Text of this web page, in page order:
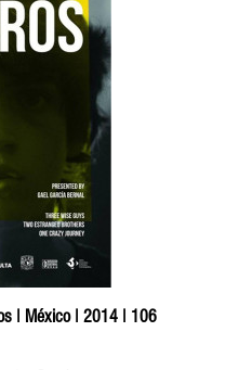
| México | 2014 | 106